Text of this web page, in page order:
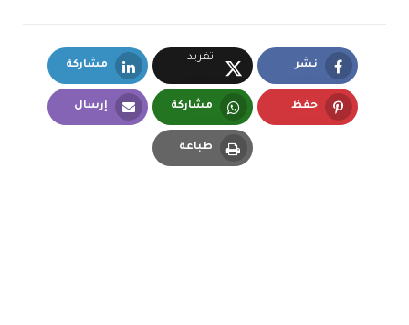
نشر
Facebook
تغريد
X.com
مشاركة
LinkedIn
حفظ مشاركة
Whatsapp
إرسال
طباعة